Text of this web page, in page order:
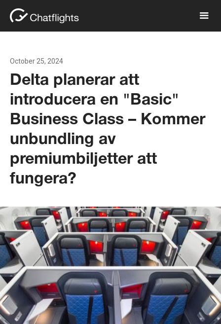
October 25, 2024
Delta planerar att
introducera en "Basic"
Business Class – Kommer
unbundling av
premiumbiljetter att
fungera?